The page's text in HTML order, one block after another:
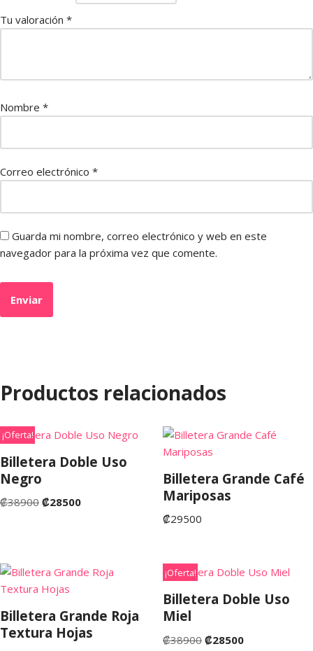
Tu valoración *
Nombre *
Correo electrónico *
Guarda mi nombre, correo electrónico y web en este
navegador para la próxima vez que comente.
Productos relacionados
¡Oferta!
Billetera Doble Uso
Negro
₡38900 ₡28500
Billetera Grande Café
Mariposas
₡29500
Billetera Grande Roja
Textura Hojas
¡Oferta!
Billetera Doble Uso
Miel
₡38900 ₡28500